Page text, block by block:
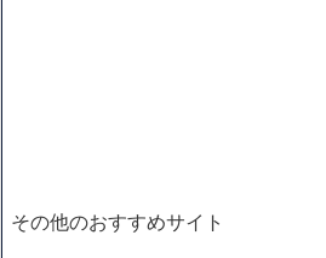
その他のおすすめサイト